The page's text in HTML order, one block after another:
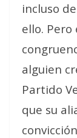
incluso
ello.
alguien
Partido
que su